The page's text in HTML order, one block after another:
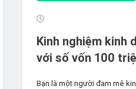
Kinh nghiệm kinh
với số vốn 100
Bạn là một người đam mê